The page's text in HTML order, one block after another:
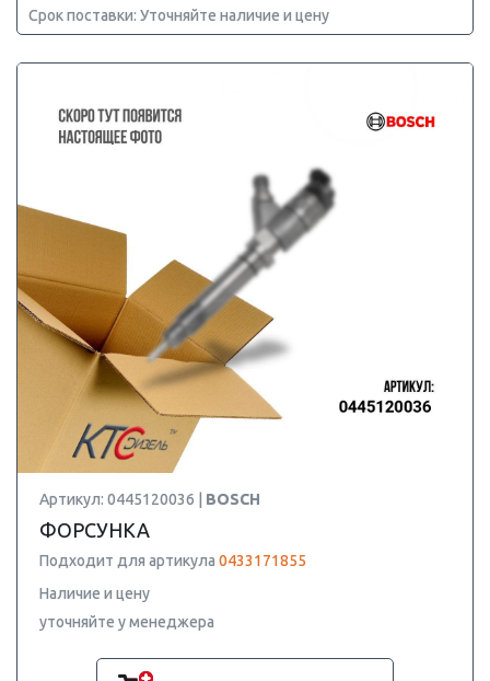
Срок поставки: Уточняйте наличие и цену
Артикул: 0445120036 | BOSCH
ФОРСУНКА
Подходит для артикула 0433171855
Наличие и цену
уточняйте у менеджера